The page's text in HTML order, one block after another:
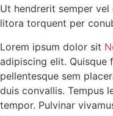
Ut hendrerit semper
litora torquent per
Lorem ipsum dolor sit
adipiscing elit. Quisque
pellentesque sem
duis convallis. Tempus
tempor. Pulvinar